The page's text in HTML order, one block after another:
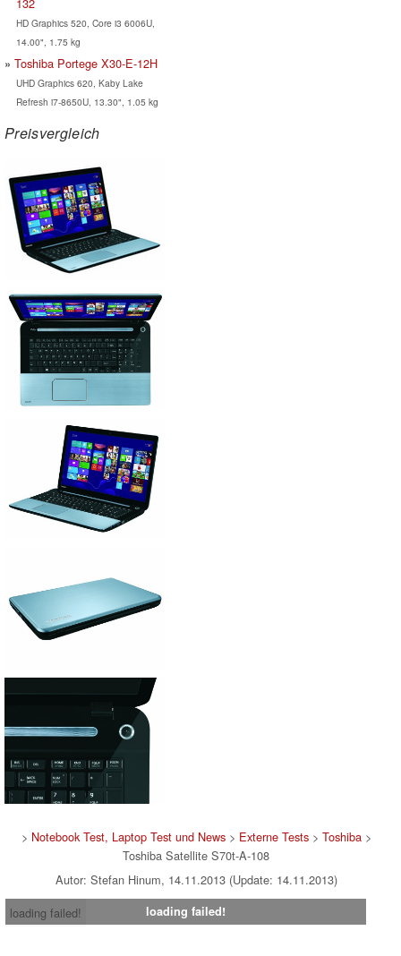
HD Graphics 520, Core i3 6006U,
14.00", 1.75 kg
Toshiba Portege X30-E-12H
UHD Graphics 620, Kaby Lake
Refresh i7-8650U, 13.30", 1.05 kg
Preisvergleich
> Notebook Test, Laptop Test und News> Externe Tests> Toshiba>
Toshiba Satellite S70t-A-108
Autor: Stefan Hinum, 14.11.2013 (Update: 14.11.2013)
loading failed!
loading failed!